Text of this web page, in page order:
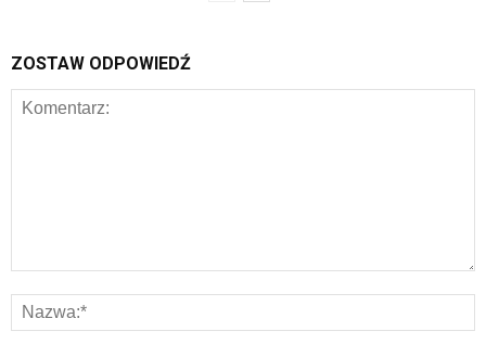
ZOSTAW ODPOWIEDŹ